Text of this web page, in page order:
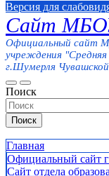
Версия для
Сайт
Официальный сайт
учреждения
г.Шумерля Чувашской
Поиск
Поиск
Главная
Официальный сайт
Сайт отдела